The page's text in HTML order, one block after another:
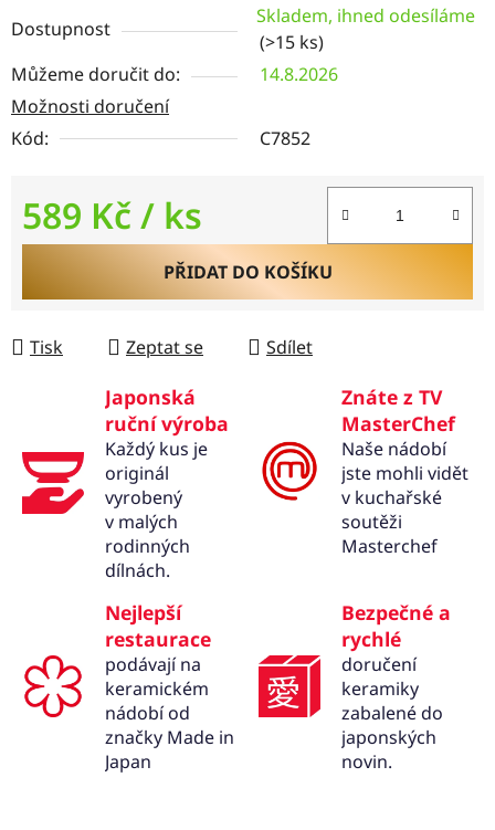
Dostupnost
Skladem, ihned odesíláme
(>15 ks)
Můžeme doručit do:
14.8.2026
Možnosti doručení
Kód:
C7852
589 Kč/ ks
Měrná cena:
PŘIDAT DO KOŠÍKU
Tisk Zeptat se Sdílet
Japonská
ruční výroba
Každý kus je
originál
vyrobený
v malých
rodinných
dílnách.
Znáte z TV
MasterChef
Naše nádobí
jste mohli vidět
v kuchařské
soutěži
Masterchef
Nejlepší
restaurace
podávají na
keramickém
nádobí od
značky Made in
Japan
Bezpečné a
rychlé
doručení
keramiky
zabalené do
japonských
novin.